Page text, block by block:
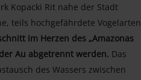
Kopacki Rit nahe der Stadt
teils hochgefährdete Vogelarten
im Herzen des „Amazonas
Au abgetrennt werden. Das
des Wassers zwischen